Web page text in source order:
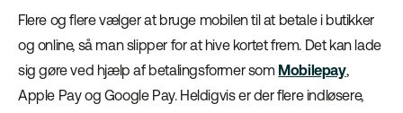
Flere og flere vælger at bruge mobilen til at betale i butikker
og online, så man slipper for at hive kortet frem. Det kan lade
sig gøre ved hjælp af betalingsformer som Mobilepay,
Apple Pay og Google Pay. Heldigvis er der flere indløsere,